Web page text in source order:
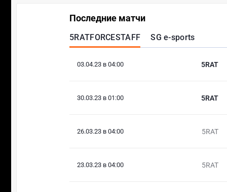
Последние матчи
5RATFORCESTAFF SG e-sports
03.04.23 в 04:00 5RAT
30.03.23 в 01:00 5RAT
26.03.23 в 04:00 5RAT
23.03.23 в 04:00 5RAT